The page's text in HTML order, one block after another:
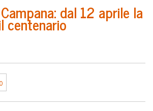
dal 12 aprile la
centenario